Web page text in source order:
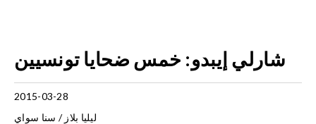
شارلي إيبدو: خمس ضحايا تونسيين
2015-03-28
ليليا بلاز / سنا سواي